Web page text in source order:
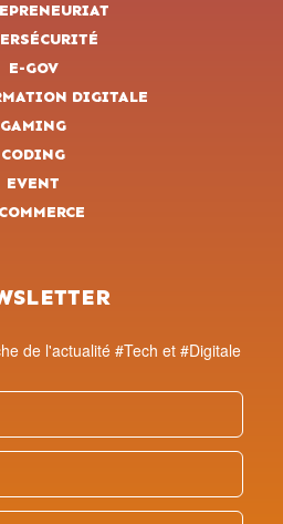
E-GOV
DIGITALE
GAMING
CODING
EVENT
de l'actualité #Tech et #Digitale